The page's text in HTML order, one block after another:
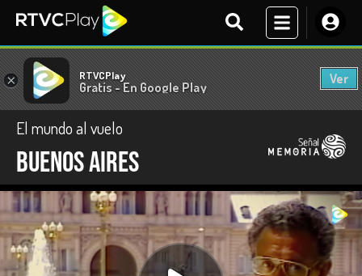
× RTVCPlay
Gratis - En Google Play
Ver
El mundo al vuelo
Buenos Aires